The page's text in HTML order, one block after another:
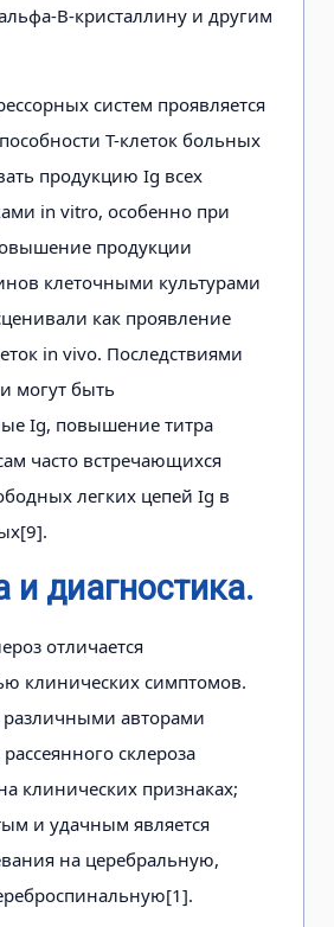
В-кристаллину и другим
систем проявляется
Т-клеток больных
продукцию Ig всех
in vitro, особенно при
продукции
клеточными культурами
как проявление
in vivo. Последствиями
могут быть
Ig, повышение титра
часто встречающихся
легких цепей Ig в
и диагностика.
отличается
клинических симптомов.
авторами
склероза
клинических признаках;
и удачным является
на церебральную,